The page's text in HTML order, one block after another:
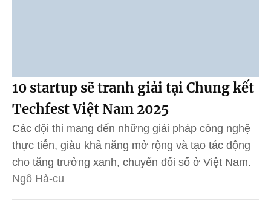
10 startup sẽ tranh giải tại Chung kết
Techfest Việt Nam 2025
Các đội thi mang đến những giải pháp công nghệ
thực tiễn, giàu khả năng mở rộng và tạo tác động
cho tăng trưởng xanh, chuyển đổi số ở Việt Nam.
Ngô Hà-cu